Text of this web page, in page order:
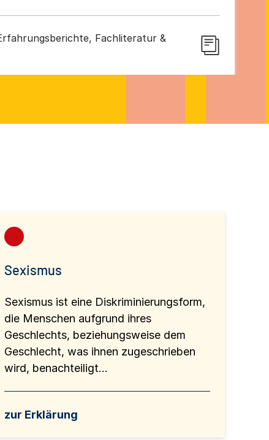
Fachliteratur &
Sexismus
Sexismus ist eine Diskriminierungsform,
die Menschen aufgrund ihres
Geschlechts, beziehungsweise dem
Geschlecht, was ihnen zugeschrieben
wird, benachteiligt...
zur Erklärung